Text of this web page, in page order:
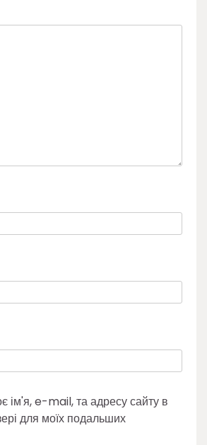
ім'я, e-mail, та адресу сайту в
для моїх подальших